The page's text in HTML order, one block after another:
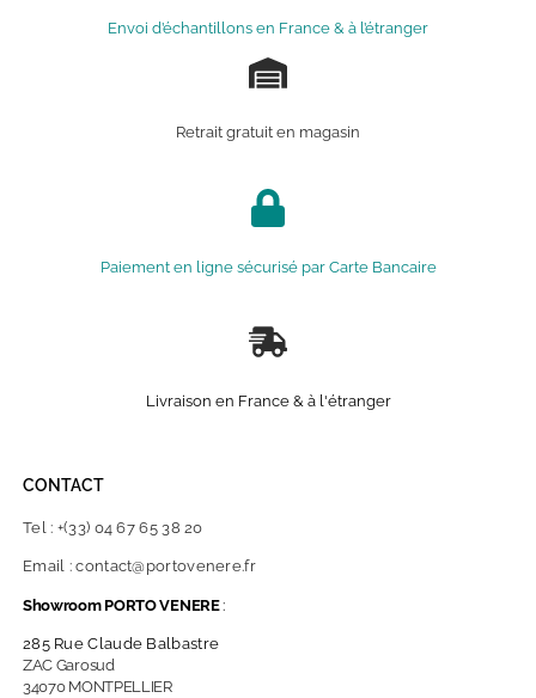
Envoi d’échantillons en France & à l’étranger
Retrait gratuit en magasin
Paiement en ligne sécurisé par Carte Bancaire
Livraison en France & à l'étranger
CONTACT
Tel : +(33) 04 67 65 38 20
Email : contact@portovenere.fr
Showroom PORTO VENERE:
285 Rue Claude Balbastre
ZAC Garosud
34070 MONTPELLIER